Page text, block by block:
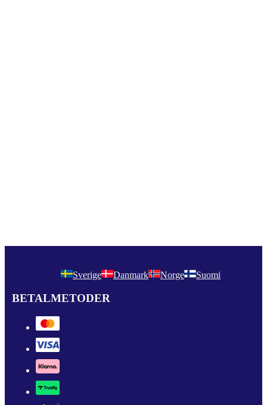
Sverige Danmark Norge Suomi
BETALMETODER